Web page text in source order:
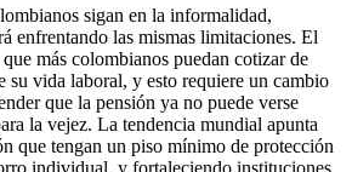
sigan en la informalidad,
enfrentando las mismas limitaciones. El
más colombianos puedan cotizar de
su vida laboral, y esto requiere un cambio
que la pensión ya no puede verse
la vejez. La tendencia mundial apunta
que tengan un piso mínimo de protección
individual, y fortaleciendo instituciones